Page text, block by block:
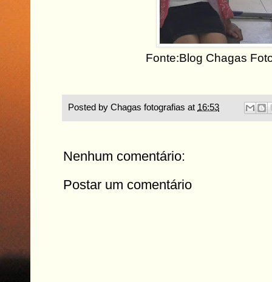
Fonte:Blog Chagas
Posted by Chagas fotografias at 16:53
Nenhum comentário:
Postar um comentário